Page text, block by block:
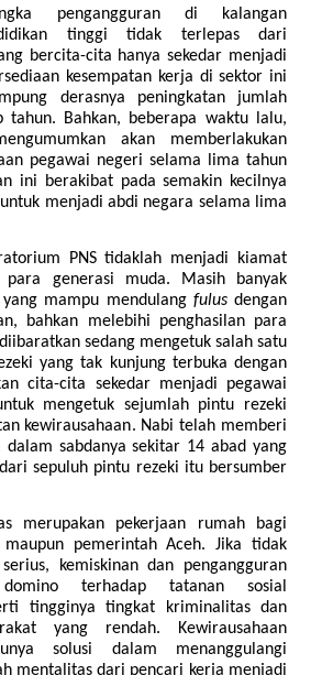
pengangguran di kalangan
tinggi tidak terlepas dari
bercita-cita hanya sekedar menjadi
kesempatan kerja di sektor ini
derasnya peningkatan jumlah
tahun. Bahkan, beberapa waktu lalu,
akan memberlakukan
pegawai negeri selama lima tahun
ini berakibat pada semakin kecilnya
menjadi abdi negara selama lima
PNS tidaklah menjadi kiamat
para generasi muda. Masih banyak
mampu mendulang fulusdengan
bahkan melebihi penghasilan para
sedang mengetuk salah satu
yang tak kunjung terbuka dengan
cita-cita sekedar menjadi pegawai
mengetuk sejumlah pintu rezeki
kewirausahaan. Nabi telah memberi
sabdanya sekitar 14 abad yang
sepuluh pintu rezeki itu bersumber
merupakan pekerjaan rumah bagi
maupun pemerintah Aceh. Jika tidak
kemiskinan dan pengangguran
terhadap tatanan sosial
tingginya tingkat kriminalitas dan
yang rendah. Kewirausahaan
solusi dalam menanggulangi
mentalitas dari pencari kerja menjadi